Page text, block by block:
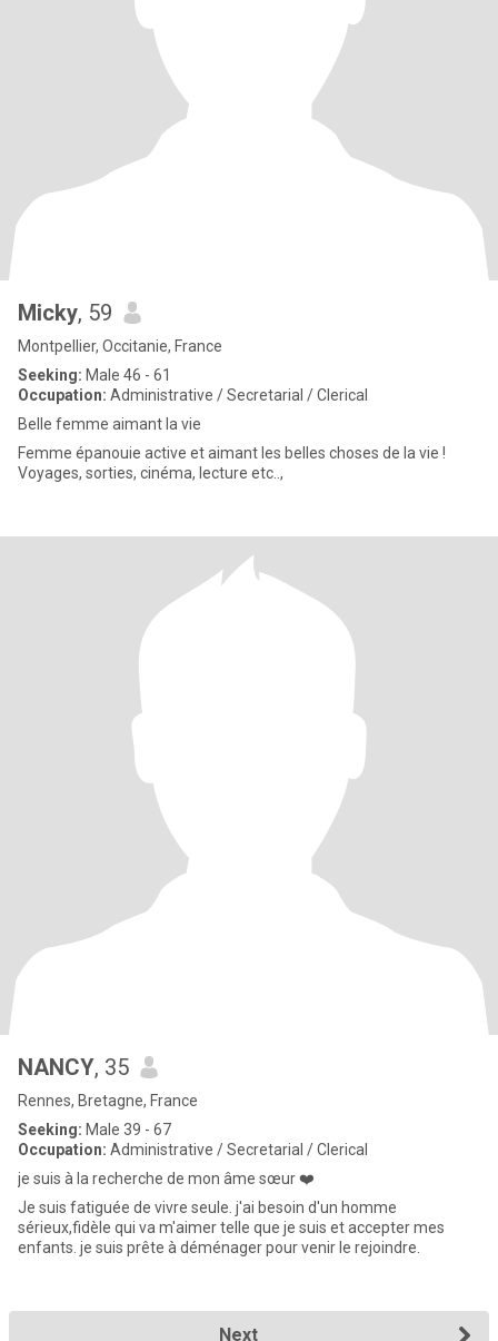
Micky, 59
Montpellier, Occitanie, France
Seeking: Male 46 - 61
Occupation: Administrative / Secretarial / Clerical
Belle femme aimant la vie
Femme épanouie active et aimant les belles choses de la vie !
Voyages, sorties, cinéma, lecture etc..,
NANCY, 35
Rennes, Bretagne, France
Seeking: Male 39 - 67
Occupation: Administrative / Secretarial / Clerical
je suis à la recherche de mon âme sœur ❤️
Je suis fatiguée de vivre seule. j'ai besoin d'un homme
sérieux,fidèle qui va m'aimer telle que je suis et accepter mes
enfants. je suis prête à déménager pour venir le rejoindre.
Next